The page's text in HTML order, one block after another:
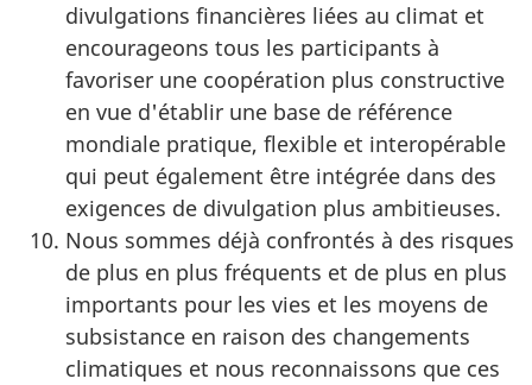
divulgations financières liées au climat et
encourageons tous les participants à
favoriser une coopération plus constructive
en vue d'établir une base de référence
mondiale pratique, flexible et interopérable
qui peut également être intégrée dans des
exigences de divulgation plus ambitieuses.
Nous sommes déjà confrontés à des risques
de plus en plus fréquents et de plus en plus
importants pour les vies et les moyens de
subsistance en raison des changements
climatiques et nous reconnaissons que ces